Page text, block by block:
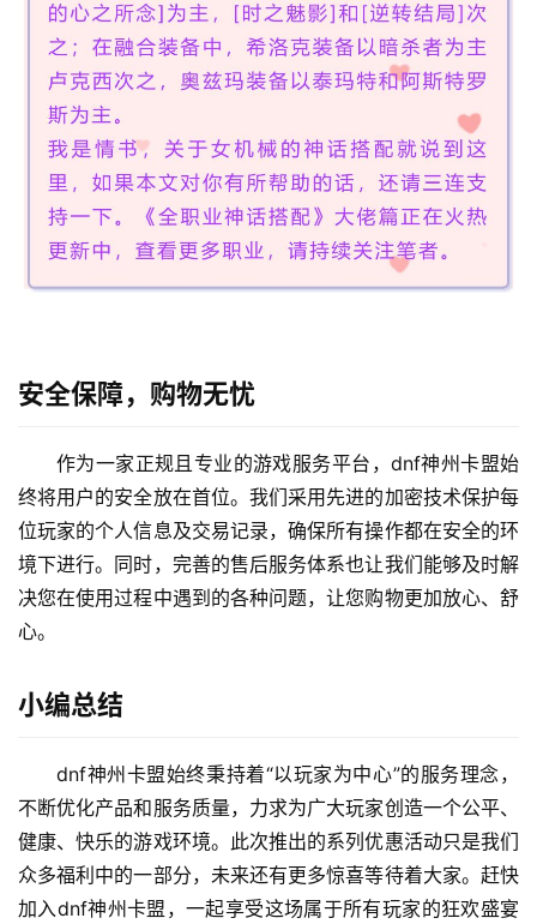
安全保障，购物无忧
作为一家正规且专业的游戏服务平台，dnf神州卡盟始
终将用户的安全放在首位。我们采用先进的加密技术保护每
位玩家的个人信息及交易记录，确保所有操作都在安全的环
境下进行。同时，完善的售后服务体系也让我们能够及时解
决您在使用过程中遇到的各种问题，让您购物更加放心、舒
心。
小编总结
dnf神州卡盟始终秉持着“以玩家为中心”的服务理念，
不断优化产品和服务质量，力求为广大玩家创造一个公平、
健康、快乐的游戏环境。此次推出的系列优惠活动只是我们
众多福利中的一部分，未来还有更多惊喜等待着大家。赶快
加入dnf神州卡盟，一起享受这场属于所有玩家的狂欢盛宴